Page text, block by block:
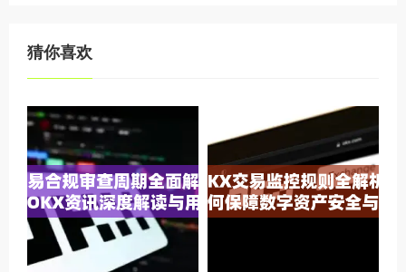
猜你喜欢